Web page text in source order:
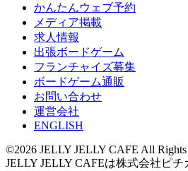
かんたんウェブ予約
メディア掲載
求人情報
出張ボードゲーム
フランチャイズ募集
ボードゲーム通販
お問い合わせ
運営会社
ENGLISH
©2026 JELLY JELLY CAFE All Rights
JELLY JELLY CAFEは株式会社ピ